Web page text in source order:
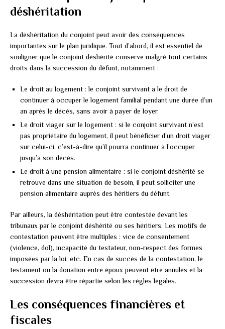
déshéritation
La déshéritation du conjoint peut avoir des conséquences
importantes sur le plan juridique. Tout d’abord, il est essentiel de
souligner que le conjoint déshérité conserve malgré tout certains
droits dans la succession du défunt, notamment :
Le droit au logement : le conjoint survivant a le droit de
continuer à occuper le logement familial pendant une durée d’un
an après le décès, sans avoir à payer de loyer.
Le droit viager sur le logement : si le conjoint survivant n’est
pas propriétaire du logement, il peut bénéficier d’un droit viager
sur celui-ci, c’est-à-dire qu’il pourra continuer à l’occuper
jusqu’à son décès.
Le droit à une pension alimentaire : si le conjoint déshérité se
retrouve dans une situation de besoin, il peut solliciter une
pension alimentaire auprès des héritiers du défunt.
Par ailleurs, la déshéritation peut être contestée devant les
tribunaux par le conjoint déshérité ou ses héritiers. Les motifs de
contestation peuvent être multiples : vice de consentement
(violence, dol), incapacité du testateur, non-respect des formes
imposées par la loi, etc. En cas de succès de la contestation, le
testament ou la donation entre époux peuvent être annulés et la
succession devra être répartie selon les règles légales.
Les conséquences financières et
fiscales